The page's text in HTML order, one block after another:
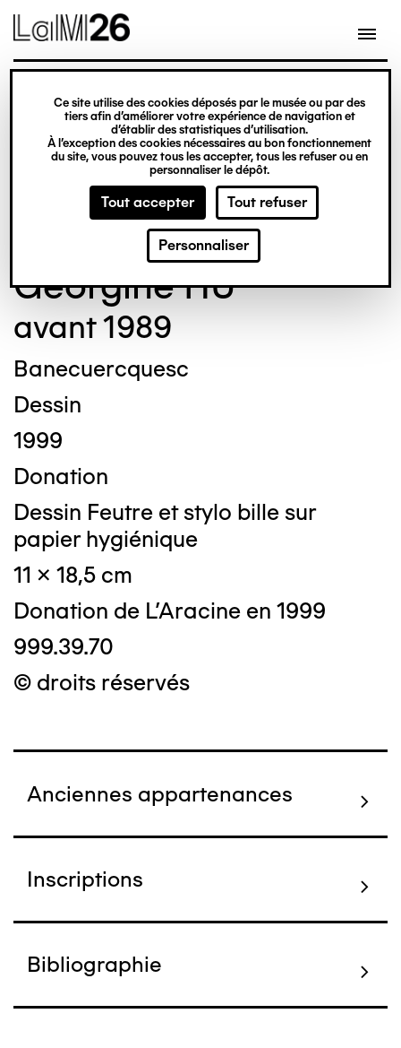
Gestion des cookies
Ce site utilise des cookies déposés par le musée ou par des
tiers afin d’améliorer votre expérience de navigation et
d’établir des statistiques d’utilisation.
À l’exception des cookies nécessaires au bon fonctionnement
du site, vous pouvez tous les accepter, tous les refuser ou en
personnaliser le dépôt.
Tout accepter Tout refuser
Personnaliser
contenu
© Crédit photo : Nicolas Dewitte/LaM Lille
métropole musée d’art moderne d’art
contemporain et d’art brut
Georgine HU
avant 1989
Banecuercquesc
Dessin
1999
Donation
Dessin Feutre et stylo bille sur
papier hygiénique
11 x 18,5 cm
Donation de L'Aracine en 1999
999.39.70
© droits réservés
Anciennes appartenances
Inscriptions
Bibliographie